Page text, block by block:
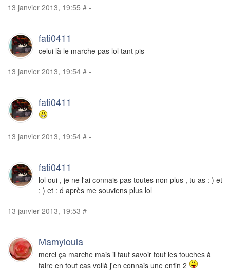
13 janvier 2013, 19:55 # -
fati0411
celui là le marche pas lol tant pis
13 janvier 2013, 19:54 # -
fati0411
13 janvier 2013, 19:54 # -
fati0411
lol oui , je ne l'ai connais pas toutes non plus , tu as : ) et
; ) et : d après me souviens plus lol
13 janvier 2013, 19:53 # -
Mamyloula
merci ça marche mais il faut savoir tout les touches à
faire en tout cas voilà j'en connais une enfin 2